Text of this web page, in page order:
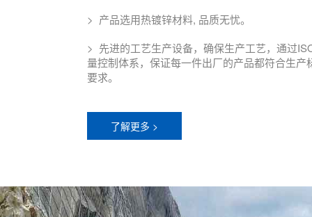
> 产品选用热镀锌材料, 品质无忧。
> 先进的工艺生产设备，确保生产工艺，通过
量控制体系，保证每一件出厂的产品都符合生产
要求。
了解更多 >